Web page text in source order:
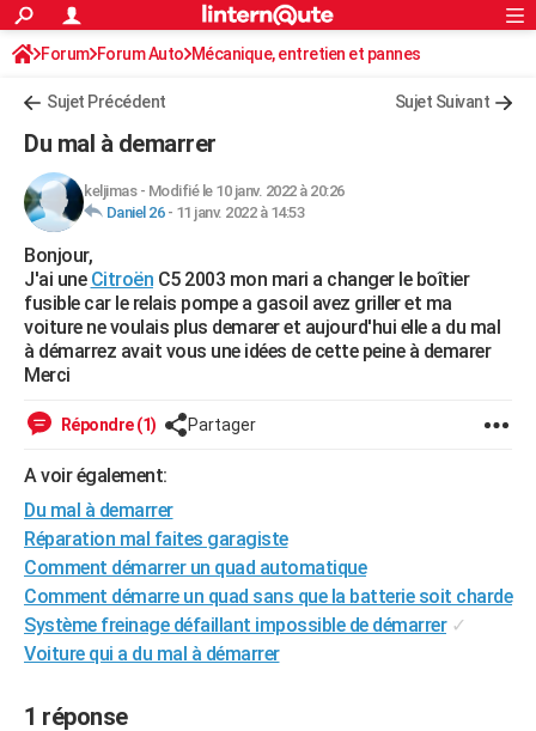
ACTUALITÉS
Politique
Société
Faits Divers
Education
Monde
Villes
+
FINANCE
Retraite
Impôts
Epargne
Immobilier
Risques naturels par ville
Banque
Assurance
Crédit
AUTO
Essais
Réserver un essai
Citadines
Berlines
SUV
Forum auto
+HIGH-TECH
Mobiles
Meilleur smartphone
Internet
Ordinateurs
Jeux vidéo
Guide high-tech
+
BRICOLAGE
Forum
Aménagement intérieur
Extérieur
Cuisine
Salle de bains
Jardinage
Rangement
WEEK-END
Guides de France
Escapades
Patrimoine
Expositions
Musées
Week-end nature
LIFESTYLE
SANTE
Alimentation
Guide de la santé
Maladies
Médicaments
Sommeil
VOYAGE
Destinations
City break
Voyage nature
Voyage de noces
Forum
Climat
+PHOTO
GUIDES D'ACHAT
BONS PLANS
CARTE DE VOEUX
Rechercher
S'inscrire
Connexion
Forum Forum Auto Mécanique, entretien et pannes
Sujet Précédent Sujet Suivant
Du mal à demarrer
keljimas- Modifié le 10 janv. 2022 à 20:26
Daniel 26- 11 janv. 2022 à 14:53
Bonjour,
J'ai une Citroën C5 2003 mon mari a changer le boîtier
fusible car le relais pompe a gasoil avez griller et ma
voiture ne voulais plus demarer et aujourd'hui elle a du mal
à démarrez avait vous une idées de cette peine à demarer
Merci
Répondre (1) Partager
A voir également:
Du mal à demarrer
Réparation mal faites garagiste
Comment démarrer un quad automatique
Comment démarre un quad sans que la batterie soit charde
Système freinage défaillant impossible de démarrer ✓
Voiture qui a du mal à démarrer
1 réponse